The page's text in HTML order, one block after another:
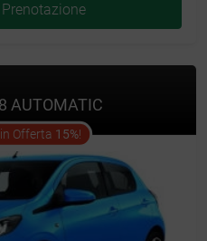
AUTOMATIC
Offerta 15%! offer